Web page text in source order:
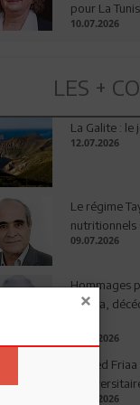
pour La
10.07.2026
LES +
La Galite :
12.07.2026
Le régime
nutritionnels
09.07.2026
Hommages
Amara,
03.08.2026
Ahmed
04.08.2026